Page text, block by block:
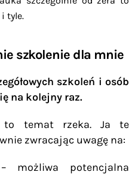
tyle.
szkolenie dla mnie
szkoleń i osób
na kolejny raz.
to temat rzeka. Ja te
zwracając uwagę na:
potencjalna